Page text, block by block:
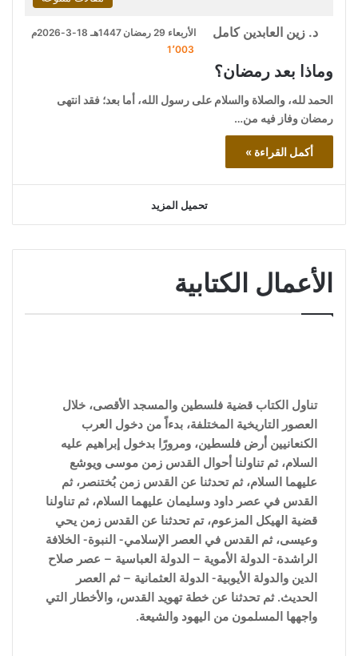
د. زين العابدين كامل
الأربعاء 29 رمضان 1447هـ 18-3-2026م
1٬003
وماذا بعد رمضان؟
الحمد لله، والصلاة والسلام على رسول الله، أما بعد؛ فقد انتهى
رمضان وفاز فيه من…
أكمل القراءة »
تحميل المزيد
الأعمال الكتابية
تناول الكتاب قضية فلسطين والمسجد الأقصى، خلال
العصور التاريخية المختلفة، بدءاً من دخول العرب
الكنعانيين أرض فلسطين، ومرورًا بدخول إبراهيم عليه
السلام، ثم تناولنا أحوال القدس زمن موسى ويوشع
عليهما السلام، ثم تحدثنا عن القدس زمن بُختنصر، ثم
القدس في عصر داود وسليمان عليهما السلام، ثم تناولنا
قضية الهيكل المزعوم، تم تحدثنا عن القدس زمن يحي
وعيسى، ثم القدس في العصر الإسلامي- النبوة- الخلافة
الراشدة- الدولة الأموية – الدولة العباسية – عصر صلاح
الدين والدولة الأيوبية- الدولة العثمانية – ثم العصر
الحديث. ثم تحدثنا عن خطة تهويد القدس، والأخطار التي
واجهها المسلمون من اليهود والشيعة.